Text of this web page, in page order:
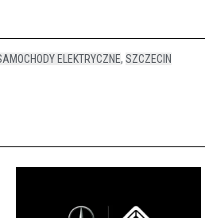
ELEKTRYCZNE, SZCZECIN